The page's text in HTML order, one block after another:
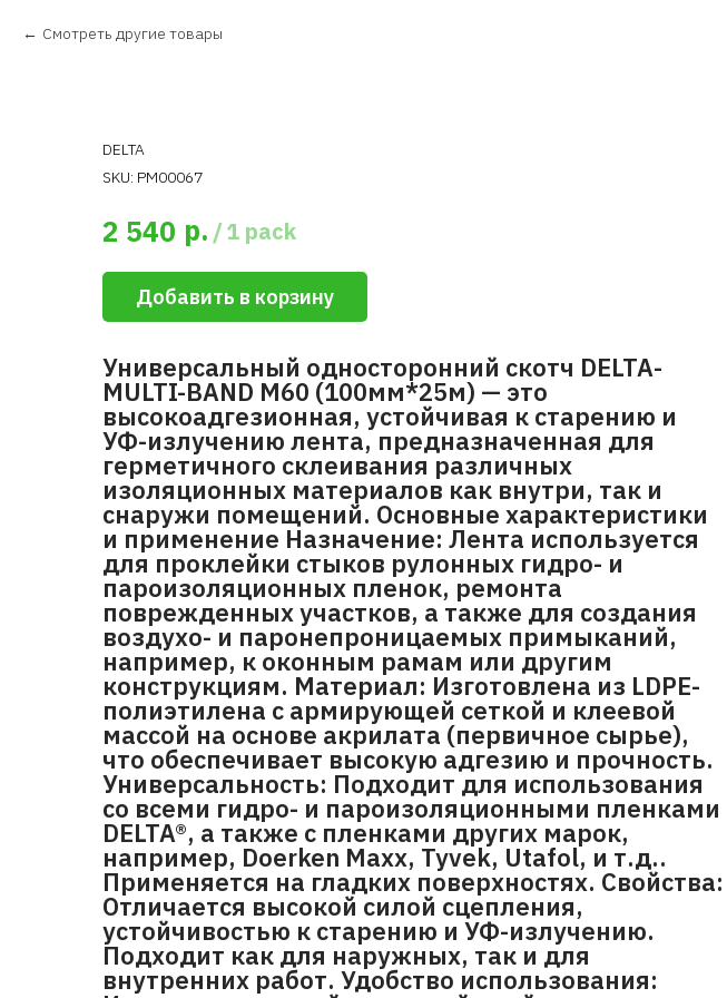
Смотреть другие товары
DELTA
SKU: PM00067
2 540 р. /1 pack
Добавить в корзину
Универсальный односторонний скотч DELTA-
MULTI-BAND M60 (100мм*25м) — это
высокоадгезионная, устойчивая к старению и
УФ-излучению лента, предназначенная для
герметичного склеивания различных
изоляционных материалов как внутри, так и
снаружи помещений. Основные характеристики
и применение Назначение: Лента используется
для проклейки стыков рулонных гидро- и
пароизоляционных пленок, ремонта
поврежденных участков, а также для создания
воздухо- и паронепроницаемых примыканий,
например, к оконным рамам или другим
конструкциям. Материал: Изготовлена из LDPE-
полиэтилена с армирующей сеткой и клеевой
массой на основе акрилата (первичное сырье),
что обеспечивает высокую адгезию и прочность.
Универсальность: Подходит для использования
со всеми гидро- и пароизоляционными пленками
DELTA®, а также с пленками других марок,
например, Doerken Maxx, Tyvek, Utafol, и т.д..
Применяется на гладких поверхностях. Свойства:
Отличается высокой силой сцепления,
устойчивостью к старению и УФ-излучению.
Подходит как для наружных, так и для
внутренних работ. Удобство использования: